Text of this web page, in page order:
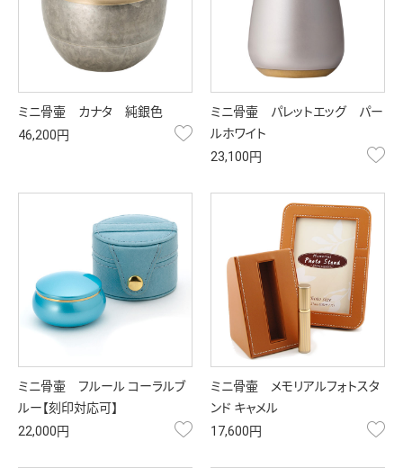
ミニ骨壷 カナタ 純銀色
46,200円
お気に入り
ミニ骨壷 パレットエッグ パー
ルホワイト
23,100円
ミニ骨壷 フルール コーラルブ
ルー【刻印対応可】
22,000円
お気に入り
ミニ骨壷 メモリアルフォトスタ
ンド キャメル
17,600円